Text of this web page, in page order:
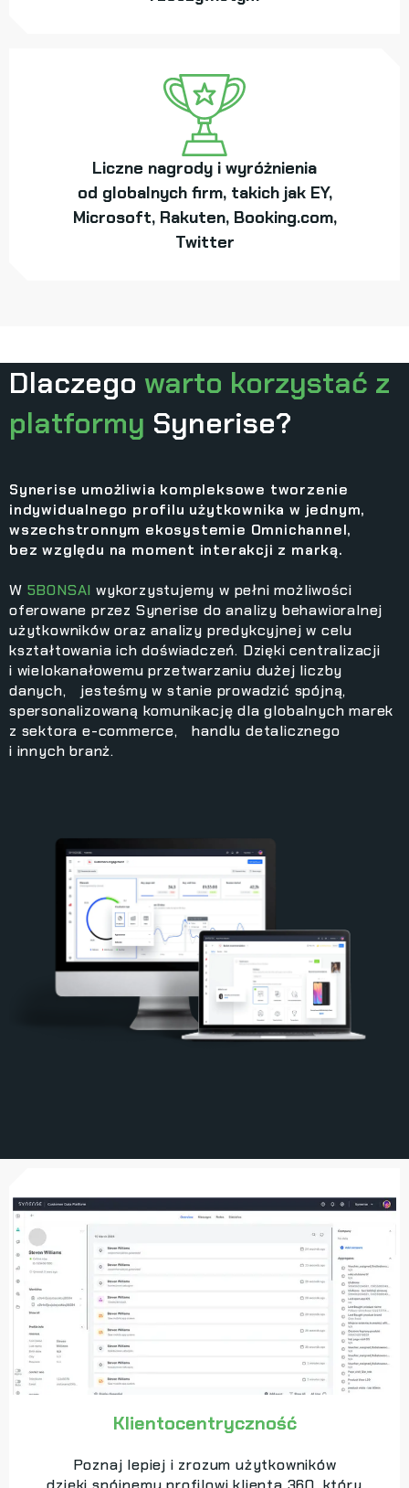
Liczne nagrody i wyróżnienia
od globalnych firm, takich jak EY,
Microsoft, Rakuten, Booking.com,
Twitter
Dlaczego warto korzystać z
platformy Synerise?
Synerise umożliwia kompleksowe tworzenie
indywidualnego profilu użytkownika w jednym,
wszechstronnym ekosystemie Omnichannel,
bez względu na moment interakcji z marką.
W 5BONSAI wykorzystujemy w pełni możliwości
oferowane przez Synerise do analizy behawioralnej
użytkowników oraz analizy predykcyjnej w celu
kształtowania ich doświadczeń. Dzięki centralizacji
i wielokanałowemu przetwarzaniu dużej liczby
danych, jesteśmy w stanie prowadzić spójną,
spersonalizowaną komunikację dla globalnych marek
z sektora e-commerce, handlu detalicznego
i innych branż.
Klientocentryczność
Poznaj lepiej i zrozum użytkowników